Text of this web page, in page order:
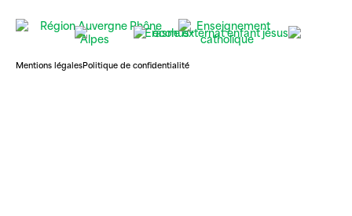
Mentions légalesPolitique de confidentialité